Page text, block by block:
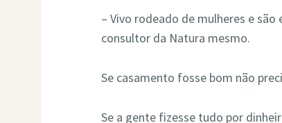
– Vivo rodeado de mulheres e são
consultor da Natura mesmo.
Se casamento fosse bom não
Se a gente fizesse tudo por